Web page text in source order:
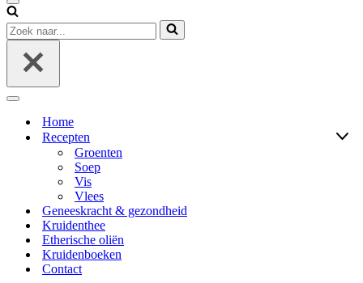
Navigatie
Menu
Zoek
naar...
Navigatie
Home
Recepten
Groenten
Soep
Vis
Vlees
Geneeskracht & gezondheid
Kruidenthee
Etherische oliën
Kruidenboeken
Contact